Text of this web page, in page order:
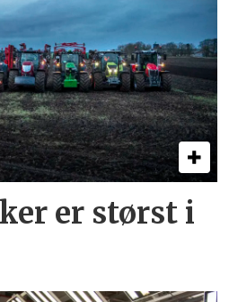
er størst i